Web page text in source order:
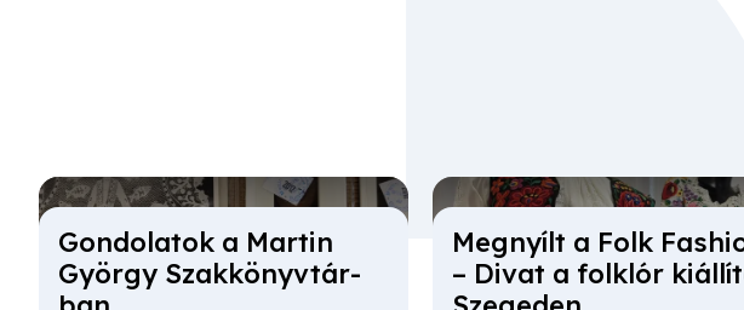
Gon­do­la­tok a Mar­tin
György Szak­könyv­tár­
Meg­nyílt a Folk
– Di­vat a folk­lór